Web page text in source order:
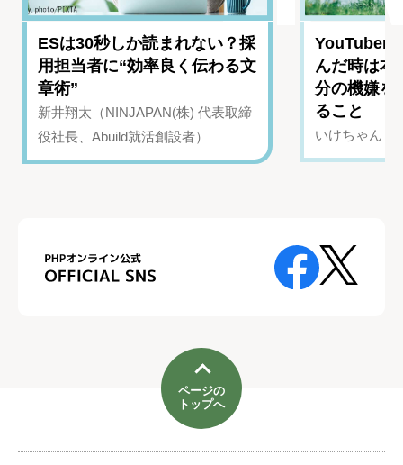
ESは30秒しか読まれない？採
用担当者に“効率良く伝わる文
章術”
新井翔太（NINJAPAN(株) 代表取締
役社長、Abuild就活創設者）
YouTuber
んだ時は
分の機嫌を
ること
いけちゃん（
ページの
トップへ